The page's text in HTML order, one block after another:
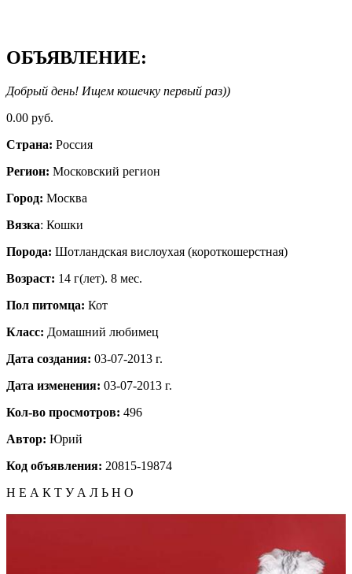
ОБЪЯВЛЕНИЕ:
Добрый день! Ищем кошечку первый раз))
0.00 руб.
Страна: Россия
Регион: Московский регион
Город: Москва
Вязка: Кошки
Порода: Шотландская вислоухая (короткошерстная)
Возраст: 14 г(лет). 8 мес.
Пол питомца: Кот
Класс: Домашний любимец
Дата создания: 03-07-2013 г.
Дата изменения: 03-07-2013 г.
Кол-во просмотров: 496
Автор: Юрий
Код объявления: 20815-19874
Н Е А К Т У А Л Ь Н О